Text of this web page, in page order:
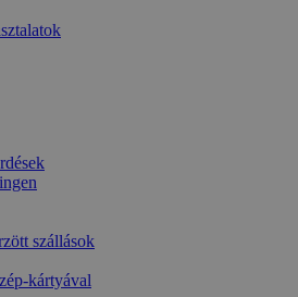
szállások
kártyával